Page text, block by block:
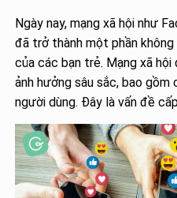
Ngày nay, mạng xã hội như
đã trở thành một phần
của các bạn trẻ. Mạng xã hội
ảnh hưởng sâu sắc, bao
người dùng. Đây là vấn đề